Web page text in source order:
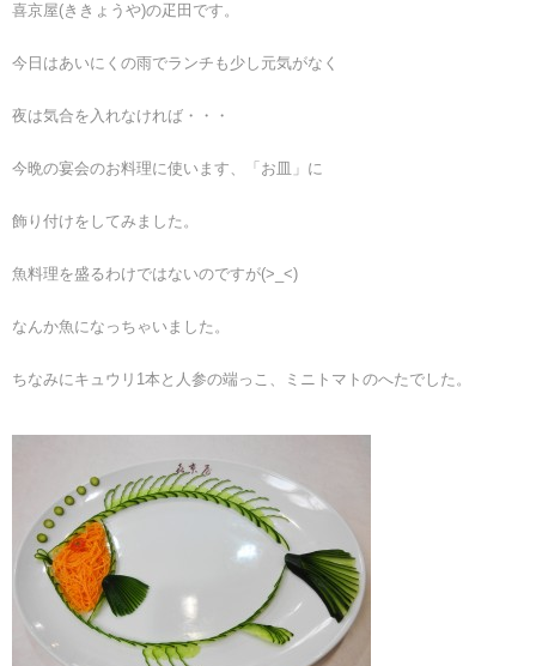
喜京屋(ききょうや)の疋田です。
今日はあいにくの雨でランチも少し元気がなく
夜は気合を入れなければ・・・
今晩の宴会のお料理に使います、「お皿」に
飾り付けをしてみました。
魚料理を盛るわけではないのですが(>_<)
なんか魚になっちゃいました。
ちなみにキュウリ1本と人参の端っこ、ミニトマトのへたでした。